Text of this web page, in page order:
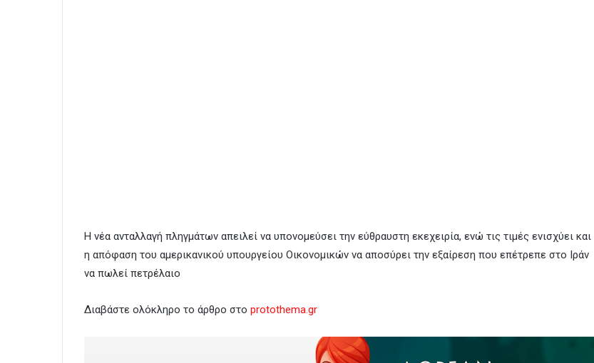
Η νέα ανταλλαγή πληγμάτων απειλεί να υπονομεύσει την εύθραυστη εκεχειρία, ενώ τις τιμές ενισχύει και
η απόφαση του αμερικανικού υπουργείου Οικονομικών να αποσύρει την εξαίρεση που επέτρεπε στο Ιράν
να πωλεί πετρέλαιο
Διαβάστε ολόκληρο το άρθρο στο protothema.gr